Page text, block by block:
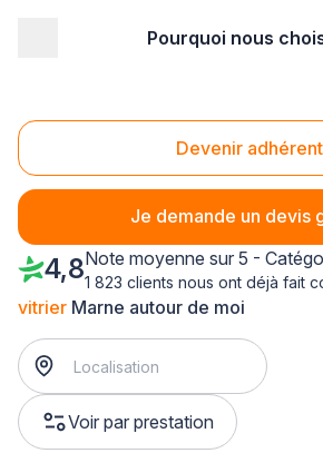
Pourquoi nous
Devenir adhérent
Je demande un devis
Vitrier Marne (51)
vitrier Marne autour de moi
Voir par prestation
4,8Note moyenne sur 5 -
1 823 clients nous ont déjà fait